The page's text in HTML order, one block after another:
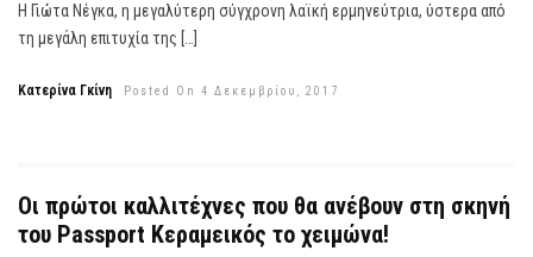
Η Γιώτα Νέγκα, η μεγαλύτερη σύγχρονη λαϊκή ερμηνεύτρια, ύστερα από
τη μεγάλη επιτυχία της […]
Κατερίνα Γκίνη Posted On 4 Δεκεμβρίου, 2017
Οι πρώτοι καλλιτέχνες που θα ανέβουν στη σκηνή
του Passport Κεραμεικός το χειμώνα!